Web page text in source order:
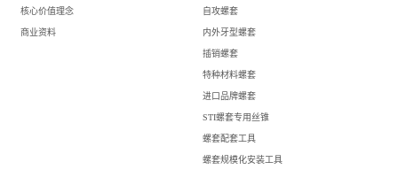
核心价值理念
商业资料
自攻螺套
内外牙型螺套
插销螺套
特种材料螺套
进口品牌螺套
STI螺套专用丝锥
螺套配套工具
螺套规模化安装工具